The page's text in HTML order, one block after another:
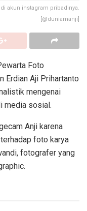
akun instagram pribadinya.
[@duniamanji]
Foto
Erdian Aji Prihartanto
mengenai
media sosial.
Anji karena
foto karya
fotografer yang